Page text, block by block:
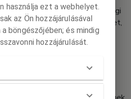
Kovácspatakon. Vannak régi
kedves Eszti néni, aki kiadja őket,
hozadéka?
hoznak újdonságokat,
a Szőllőssy Balázst mint
használja ezt a webhelyet.
az Ön hozzájárulásával
böngészőjében; és mindig
hozzájárulását.